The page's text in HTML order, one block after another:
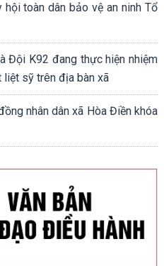
toàn dân bảo vệ an ninh Tổ
Đội K92 đang thực hiện nhiệm
sỹ trên địa bàn xã
nhân dân xã Hòa Điền khóa